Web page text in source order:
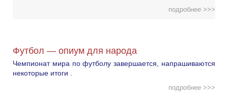
подробнее >>>
Футбол — опиум для народа
Чемпионат мира по футболу завершается, напрашиваются
некоторые итоги .
подробнее >>>